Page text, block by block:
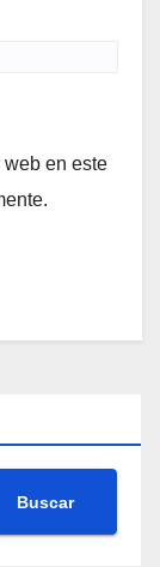
web en este
Buscar